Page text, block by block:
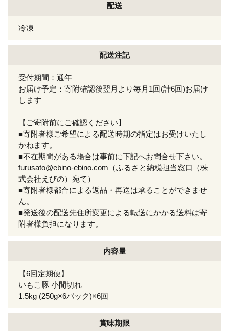
配送
冷凍
配送注記
受付期間：通年
お届け予定：寄附確認後翌月より毎月1回(計6回)お届け
します
【ご寄附前にご確認ください】
■寄附者様ご希望による配送時期の指定はお受けいたし
かねます。
■不在期間がある場合は事前に下記へお問合せ下さい。
furusato@ebino-ebino.com（ふるさと納税担当窓口（株
式会社えびの）宛て）
■寄附者様都合による返品・再送は承ることができませ
ん。
■発送後の配送先住所変更による転送にかかる送料は寄
附者様負担になります。
内容量
【6回定期便】
いもこ豚 小間切れ
1.5kg (250g×6パック)×6回
賞味期限